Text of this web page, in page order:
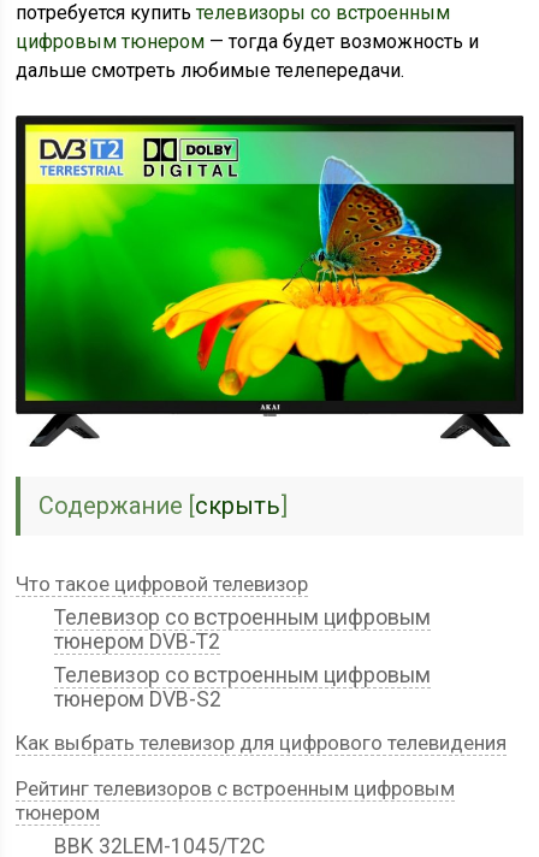
потребуется купитьтелевизоры со встроенным
цифровым тюнером — тогда будет возможность и
дальше смотреть любимые телепередачи.
Содержание [скрыть]
Что такое цифровой телевизор
Телевизор со встроенным цифровым
тюнером DVB-T2
Телевизор со встроенным цифровым
тюнером DVB-S2
Как выбрать телевизор для цифрового телевидения
Рейтинг телевизоров с встроенным цифровым
тюнером
BBK 32LEM-1045/T2C